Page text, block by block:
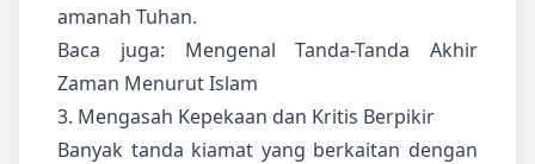
amanah Tuhan.
Baca juga: Mengenal Tanda-Tanda Akhir
Zaman Menurut Islam
3. Mengasah Kepekaan dan Kritis Berpikir
Banyak tanda kiamat yang berkaitan dengan